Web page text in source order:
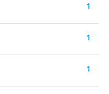
1
1
1